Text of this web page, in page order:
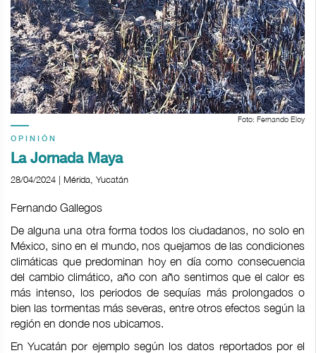
Foto: Fernando Eloy
OPINIÓN
La Jornada Maya
28/04/2024 | Mérida, Yucatán
Fernando Gallegos
De alguna una otra forma todos los ciudadanos, no solo en
México, sino en el mundo, nos quejamos de las condiciones
climáticas que predominan hoy en día como consecuencia
del cambio climático, año con año sentimos que el calor es
más intenso, los periodos de sequías más prolongados o
bien las tormentas más severas, entre otros efectos según la
región en donde nos ubicamos.
En Yucatán por ejemplo según los datos reportados por el